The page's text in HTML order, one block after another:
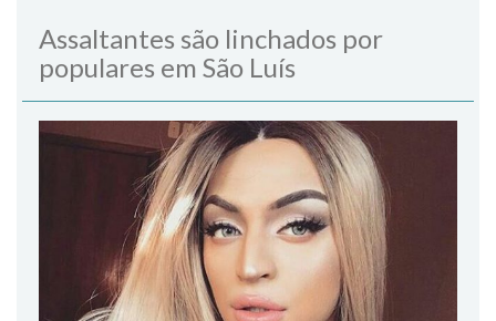
Assaltantes são linchados por
populares em São Luís